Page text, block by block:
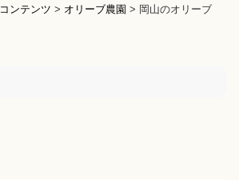
コンテンツ > オリーブ農園 > 岡山のオリーブ